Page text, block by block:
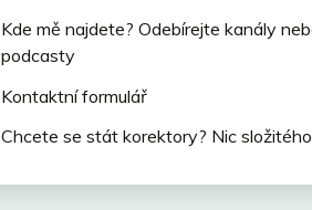
Kde mě najdete? Odebírejte kanály
podcasty
Kontaktní formulář
Chcete se stát korektory? Nic